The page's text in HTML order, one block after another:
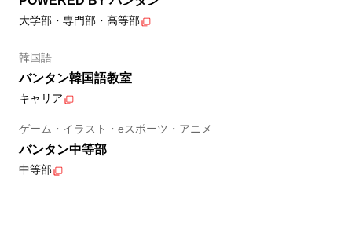
大学部・専門部・高等部
韓国語
バンタン韓国語教室
キャリア
ゲーム・イラスト・eスポーツ・アニメ
バンタン中等部
中等部